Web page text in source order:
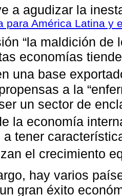
a agudizar la
para América Latina y
“la maldición de
economías
una base
a la
un sector de
la economía
a tener
el crecimiento
hay varios
gran éxito